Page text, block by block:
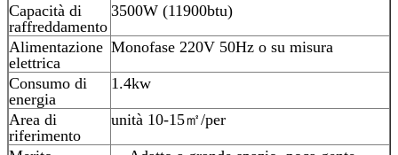
Capacità di
raffreddamento
3500W (11900btu)
Alimentazione
elettrica
Monofase 220V 50Hz o su misura
Consumo di
energia
1.4kw
Area di
riferimento
unità 10-15㎡/per